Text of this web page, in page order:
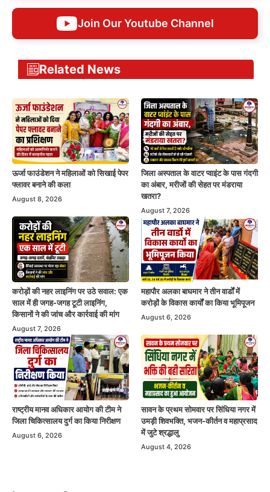
Join Our Youtube Channel
Related News
ऊर्जा फाउंडेशन ने महिलाओं को सिखाई पेपर
फ्लावर बनाने की कला
August 8, 2026
जिला अस्पताल के वाटर प्वाइंट के पास गंदगी
का अंबार, मरीजों की सेहत पर मंडराया
खतरा?
August 7, 2026
करोड़ों की नहर लाइनिंग पर उठे सवाल: एक
साल में ही जगह-जगह टूटी लाइनिंग,
किसानों ने की जांच और कार्रवाई की मांग
August 7, 2026
महापौर अलका बाघमार ने तीन वार्डों में
करोड़ों के विकास कार्यों का किया भूमिपूजन
August 6, 2026
राष्ट्रीय मानव अधिकार आयोग की टीम ने
जिला चिकित्सालय दुर्ग का किया निरीक्षण
August 6, 2026
सावन के प्रथम सोमवार पर सिंधिया नगर में
उमड़ी शिवभक्ति, भजन-कीर्तन व महाप्रसाद
में जुटे श्रद्धालु
August 4, 2026